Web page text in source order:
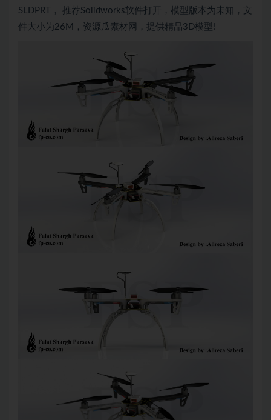
SLDPRT， 推荐Solidworks软件打开，模型版本为未知，文
件大小为26M，资源瓜素材网，提供精品3D模型!